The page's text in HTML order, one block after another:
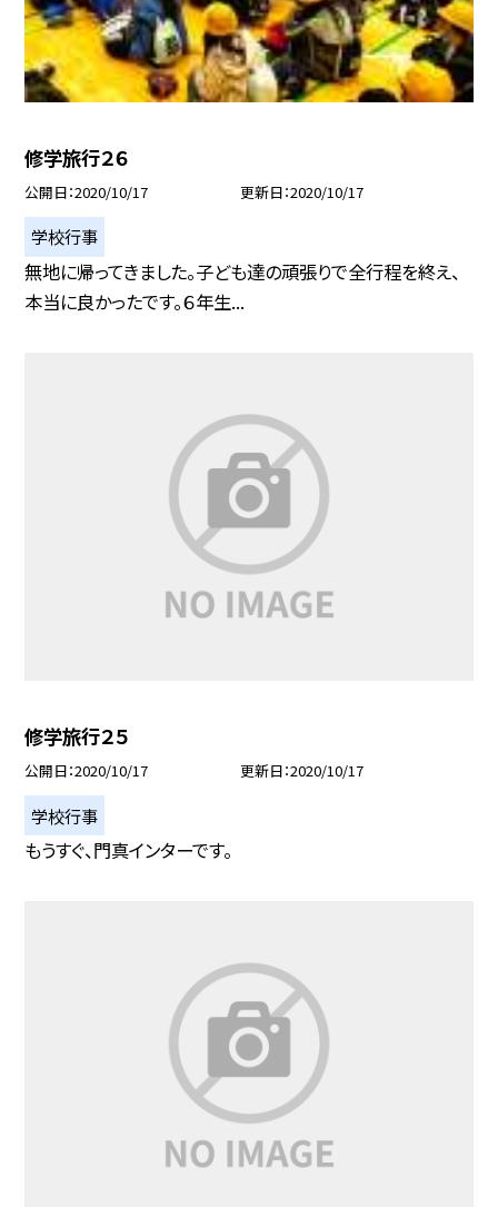
修学旅行２６
公開日 2020/10/17 更新日 2020/10/17
学校行事
無地に帰ってきました。子ども達の頑張りで全行程を終え、
本当に良かったです。６年生...
修学旅行２５
公開日 2020/10/17 更新日 2020/10/17
学校行事
もうすぐ、門真インターです。